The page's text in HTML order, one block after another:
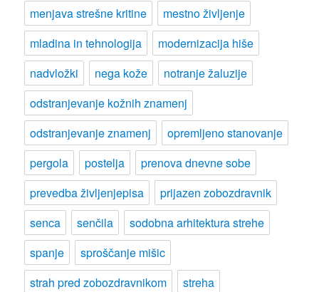
menjava strešne kritine
mestno življenje
mladina in tehnologija
modernizacija hiše
nadvložki
nega kože
notranje žaluzije
odstranjevanje kožnih znamenj
odstranjevanje znamenj
opremljeno stanovanje
pergola
postelja
prenova dnevne sobe
prevedba življenjepisa
prijazen zobozdravnik
senca
senčila
sodobna arhitektura strehe
spanje
sproščanje mišic
strah pred zobozdravnikom
streha